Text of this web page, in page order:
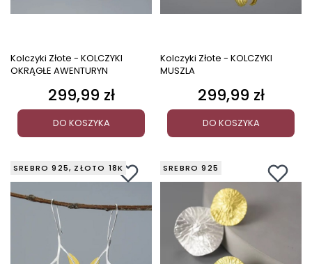
Kolczyki Złote - KOLCZYKI
OKRĄGŁE AWENTURYN
Cena
299,99 zł
DO KOSZYKA
Kolczyki Złote - KOLCZYKI
MUSZLA
Cena
299,99 zł
DO KOSZYKA
SREBRO 925, ZŁOTO 18K SREBRO 925